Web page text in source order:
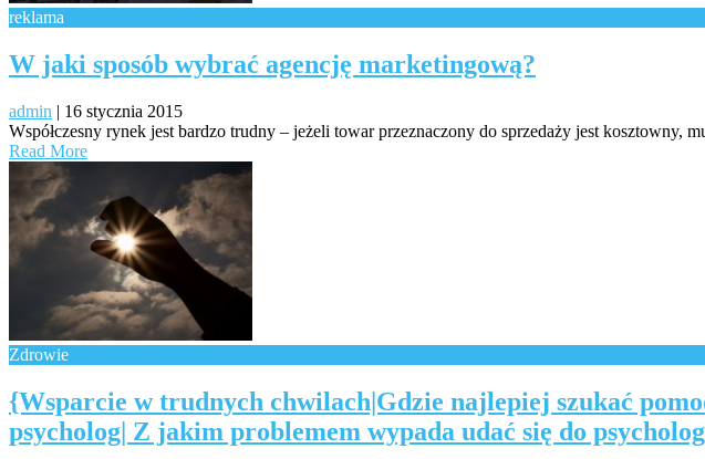
reklama
W jaki sposób wybrać agencję marketingową?
admin | 16 stycznia 2015
Współczesny rynek jest bardzo trudny – jeżeli towar przeznaczony do sprzedaży jest
Read More
Zdrowie
{Wsparcie w trudnych chwilach|Gdzie najlepiej szukać
psycholog| Z jakim problemem wypada udać się do